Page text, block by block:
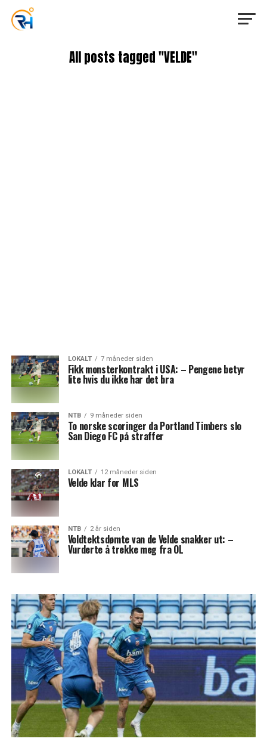
All posts tagged "VELDE"
LOKALT 7 måneder siden
Fikk monsterkontrakt i USA: – Pengene betyr
lite hvis du ikke har det bra
NTB 9 måneder siden
To norske scoringer da Portland Timbers slo
San Diego FC på straffer
LOKALT 12 måneder siden
Velde klar for MLS
NTB 2 år siden
Voldtektsdømte van de Velde snakker ut: –
Vurderte å trekke meg fra OL